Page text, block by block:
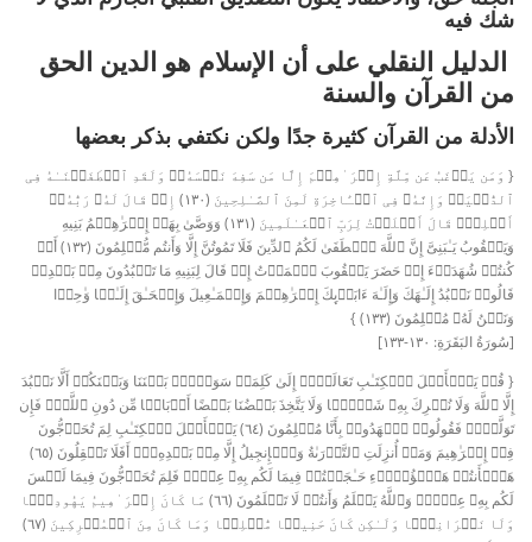
شك فيه
الدليل النقلي على أن الإسلام هو الدين الحق
من القرآن والسنة
الأدلة من القرآن كثيرة جدًا ولكن نكتفي بذكر بعضها
{ وَمَن یَرۡغَبُ عَن مِّلَّةِ إِبۡرَ ٰ⁠هِـۧمَ إِلَّا مَن سَفِهَ نَفۡسَهُۥۚ وَلَقَدِ ٱصۡطَفَیۡنَـٰهُ فِی
ٱلدُّنۡیَاۖ وَإِنَّهُۥ فِی ٱلۡـَٔاخِرَةِ لَمِنَ ٱلصَّـٰلِحِینَ (١٣٠) إِذۡ قَالَ لَهُۥ رَبُّهُۥۤ
أَسۡلِمۡۖ قَالَ أَسۡلَمۡتُ لِرَبِّ ٱلۡعَـٰلَمِینَ (١٣١) وَوَصَّىٰ بِهَاۤ إِبۡرَ ٰ⁠هِـۧمُ بَنِیهِ
وَیَعۡقُوبُ یَـٰبَنِیَّ إِنَّ ٱللَّهَ ٱصۡطَفَىٰ لَكُمُ ٱلدِّینَ فَلَا تَمُوتُنَّ إِلَّا وَأَنتُم مُّسۡلِمُونَ (١٣٢) أَمۡ
كُنتُمۡ شُهَدَاۤءَ إِذۡ حَضَرَ یَعۡقُوبَ ٱلۡمَوۡتُ إِذۡ قَالَ لِبَنِیهِ مَا تَعۡبُدُونَ مِنۢ بَعۡدِیۖ
قَالُوا۟ نَعۡبُدُ إِلَـٰهَكَ وَإِلَـٰهَ ءَابَاۤىِٕكَ إِبۡرَ ٰ⁠هِـۧمَ وَإِسۡمَـٰعِیلَ وَإِسۡحَـٰقَ إِلَـٰهࣰا وَ ٰ⁠حِدࣰا
وَنَحۡنُ لَهُۥ مُسۡلِمُونَ (١٣٣) }
[سُورَةُ البَقَرَةِ: ١٣٠-١٣٣]
{ قُلۡ یَـٰۤأَهۡلَ ٱلۡكِتَـٰبِ تَعَالَوۡا۟ إِلَىٰ كَلِمَةࣲ سَوَاۤءِۭ بَیۡنَنَا وَبَیۡنَكُمۡ أَلَّا نَعۡبُدَ
إِلَّا ٱللَّهَ وَلَا نُشۡرِكَ بِهِۦ شَیۡـࣰٔا وَلَا یَتَّخِذَ بَعۡضُنَا بَعۡضًا أَرۡبَابࣰا مِّن دُونِ ٱللَّهِۚ فَإِن
تَوَلَّوۡا۟ فَقُولُوا۟ ٱشۡهَدُوا۟ بِأَنَّا مُسۡلِمُونَ (٦٤) یَـٰۤأَهۡلَ ٱلۡكِتَـٰبِ لِمَ تُحَاۤجُّونَ
فِیۤ إِبۡرَ ٰ⁠هِیمَ وَمَاۤ أُنزِلَتِ ٱلتَّوۡرَىٰةُ وَٱلۡإِنجِیلُ إِلَّا مِنۢ بَعۡدِهِۦۤۚ أَفَلَا تَعۡقِلُونَ (٦٥)
هَـٰۤأَنتُمۡ هَـٰۤؤُلَاۤءِ حَـٰجَجۡتُمۡ فِیمَا لَكُم بِهِۦ عِلۡمࣱ فَلِمَ تُحَاۤجُّونَ فِیمَا لَیۡسَ
لَكُم بِهِۦ عِلۡمࣱۚ وَٱللَّهُ یَعۡلَمُ وَأَنتُمۡ لَا تَعۡلَمُونَ (٦٦) مَا كَانَ إِبۡرَ ٰ⁠هِیمُ یَهُودِیࣰّا
وَلَا نَصۡرَانِیࣰّا وَلَـٰكِن كَانَ حَنِیفࣰا مُّسۡلِمࣰا وَمَا كَانَ مِنَ ٱلۡمُشۡرِكِینَ (٦٧)